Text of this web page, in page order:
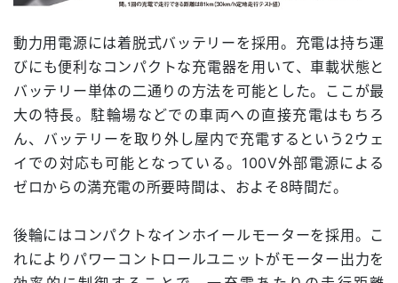
動力用電源には着脱式バッテリーを採用。充電は持ち運
びにも便利なコンパクトな充電器を用いて、車載状態と
バッテリー単体の二通りの方法を可能とした。ここが最
大の特長。駐輪場などでの車両への直接充電はもちろ
ん、バッテリーを取り外し屋内で充電するという2ウェ
イでの対応も可能となっている。100V外部電源による
ゼロからの満充電の所要時間は、およそ8時間だ。
後輪にはコンパクトなインホイールモーターを採用。こ
れによりパワーコントロールユニットがモーター出力を